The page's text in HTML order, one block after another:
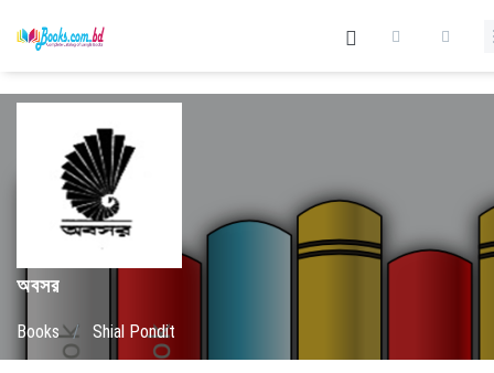
অবসর
Books / Shial Pondit